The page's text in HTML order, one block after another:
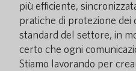
più efficiente,
pratiche di protezione
standard del settore, in
certo che ogni
Stiamo lavorando per